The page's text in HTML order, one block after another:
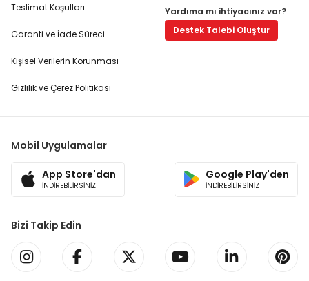
Teslimat Koşulları
Garanti ve İade Süreci
Kişisel Verilerin Korunması
Gizlilik ve Çerez Politikası
Yardıma mı ihtiyacınız var?
Destek Talebi Oluştur
Mobil Uygulamalar
App Store'dan
İNDİREBİLİRSİNİZ
Google Play'den
İNDİREBİLİRSİNİZ
Bizi Takip Edin